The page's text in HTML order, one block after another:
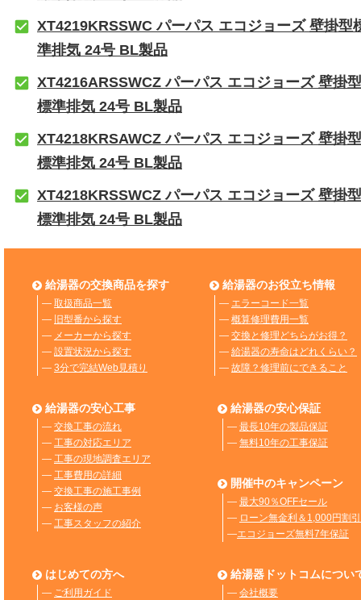
XT4219KRSSWC パーパス エコジョーズ 壁掛型
準排気 24号 BL製品
XT4216ARSSWCZ パーパス エコジョーズ 壁掛型
標準排気 24号 BL製品
XT4218KRSAWCZ パーパス エコジョーズ 壁掛型
標準排気 24号 BL製品
XT4218KRSSWCZ パーパス エコジョーズ 壁掛型
標準排気 24号 BL製品
給湯器の交換商品を探す
― 取扱商品一覧
― 旧型番から探す
― メーカーから探す
― 設置状況から探す
― 3分で完結Web見積り
給湯器のお役立ち情報
― エラーコード一覧
― 概算修理費用一覧
― 交換と修理どちらがお得？
― 給湯器の寿命はどれくらい？
― 故障？修理前にできること
給湯器の安心工事
― 交換工事の流れ
― 工事の対応エリア
― 工事の現地調査エリア
― 工事費用の詳細
― 交換工事の施工事例
― お客様の声
― 工事スタッフの紹介
給湯器の安心保証
― 最長10年の製品保証
― 無料10年の工事保証
開催中のキャンペーン
― 最大90％OFFセール
― ローン無金利＆1,000円割引
―エコジョーズ無料7年保証
はじめての方へ
― ご利用ガイド
給湯器ドットコムについ
― 会社概要